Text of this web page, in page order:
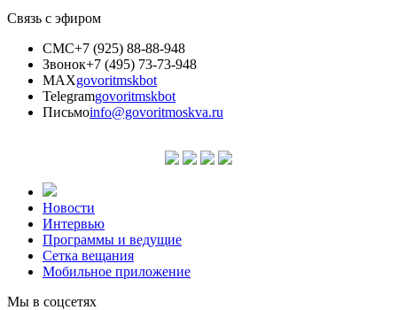
Связь с эфиром
СМС+7 (925) 88-88-948
Звонок+7 (495) 73-73-948
MAXgovoritmskbot
Telegramgovoritmskbot
Письмоinfo@govoritmoskva.ru
Новости
Интервью
Программы и ведущие
Сетка вещания
Мобильное приложение
Мы в соцсетях